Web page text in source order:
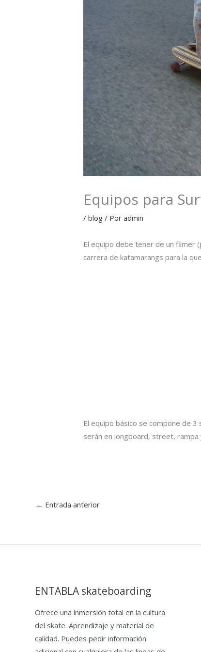
Equipos para
/blog / Poradmin
El equipo debe tener de un filmer
carrera de katamarangs para la
El equipo básico se compone de
serán en longboard, street,
← Entrada anterior
ENTABLA skateboarding
Ofrece una inmersión total en la cultura
del skate. Aprendizaje y material de
calidad. Puedes pedir información